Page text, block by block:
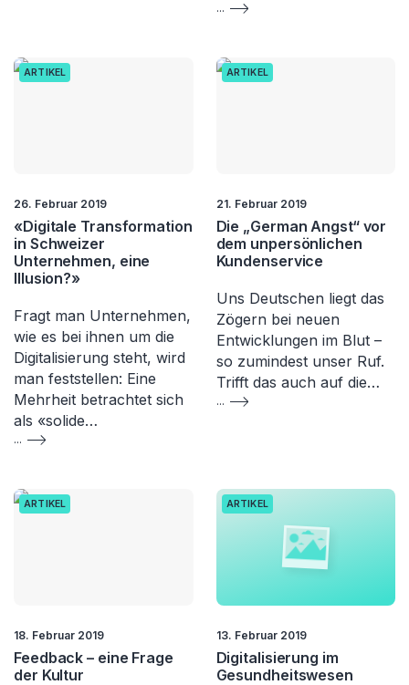
...
ARTIKEL
26. Februar 2019
«Digitale Transformation
in Schweizer
Unternehmen, eine
Illusion?»
Fragt man Unternehmen,
wie es bei ihnen um die
Digitalisierung steht, wird
man feststellen: Eine
Mehrheit betrachtet sich
als «solide…
...
ARTIKEL
21. Februar 2019
Die „German Angst“ vor
dem unpersönlichen
Kundenservice
Uns Deutschen liegt das
Zögern bei neuen
Entwicklungen im Blut –
so zumindest unser Ruf.
Trifft das auch auf die…
...
ARTIKEL
18. Februar 2019
Feedback – eine Frage
der Kultur
ARTIKEL
13. Februar 2019
Digitalisierung im
Gesundheitswesen